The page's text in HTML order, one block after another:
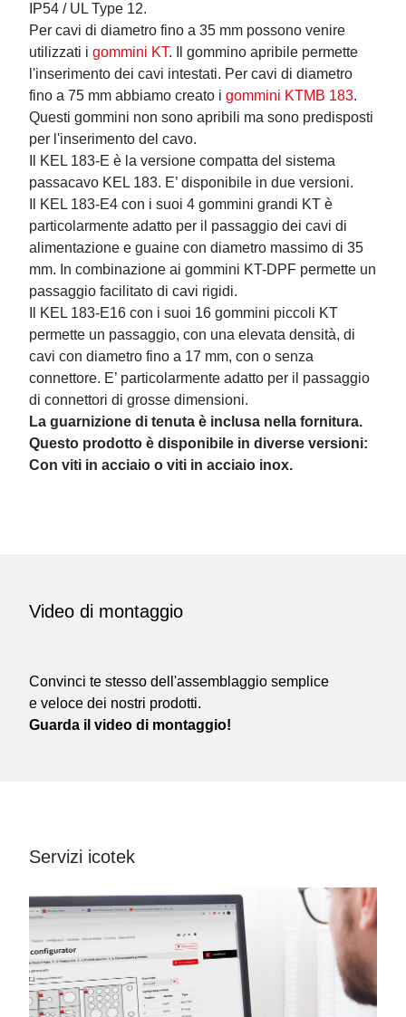
IP54 / UL Type 12.
Per cavi di diametro fino a 35 mm possono venire
utilizzati i gommini KT. Il gommino apribile permette
l'inserimento dei cavi intestati. Per cavi di diametro
fino a 75 mm abbiamo creato i gommini KTMB 183.
Questi gommini non sono apribili ma sono predisposti
per l'inserimento del cavo.
Il KEL 183-E è la versione compatta del sistema
passacavo KEL 183. E’ disponibile in due versioni.
Il KEL 183-E4 con i suoi 4 gommini grandi KT è
particolarmente adatto per il passaggio dei cavi di
alimentazione e guaine con diametro massimo di 35
mm. In combinazione ai gommini KT-DPF permette un
passaggio facilitato di cavi rigidi.
Il KEL 183-E16 con i suoi 16 gommini piccoli KT
permette un passaggio, con una elevata densità, di
cavi con diametro fino a 17 mm, con o senza
connettore. E’ particolarmente adatto per il passaggio
di connettori di grosse dimensioni.
La guarnizione di tenuta è inclusa nella fornitura.
Questo prodotto è disponibile in diverse versioni:
Con viti in acciaio o viti in acciaio inox.
Video di montaggio
Convinci te stesso dell'assemblaggio semplice
e veloce dei nostri prodotti.
Guarda il video di montaggio!
Servizi icotek